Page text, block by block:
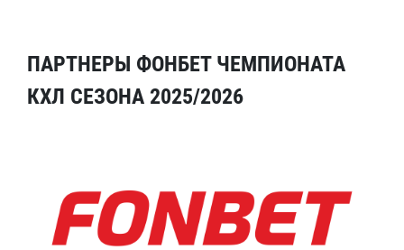
ПАРТНЕРЫ ФОНБЕТ ЧЕМПИОНАТА
КХЛ СЕЗОНА 2025/2026